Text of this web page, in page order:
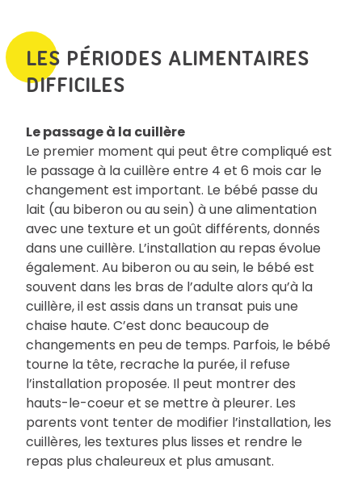
LES PÉRIODES ALIMENTAIRES
DIFFICILES
Le passage à la cuillère
Le premier moment qui peut être compliqué est
le passage à la cuillère entre 4 et 6 mois car le
changement est important. Le bébé passe du
lait (au biberon ou au sein) à une alimentation
avec une texture et un goût différents, donnés
dans une cuillère. L’installation au repas évolue
également. Au biberon ou au sein, le bébé est
souvent dans les bras de l’adulte alors qu’à la
cuillère, il est assis dans un transat puis une
chaise haute. C’est donc beaucoup de
changements en peu de temps. Parfois, le bébé
tourne la tête, recrache la purée, il refuse
l’installation proposée. Il peut montrer des
hauts-le-coeur et se mettre à pleurer. Les
parents vont tenter de modifier l’installation, les
cuillères, les textures plus lisses et rendre le
repas plus chaleureux et plus amusant.